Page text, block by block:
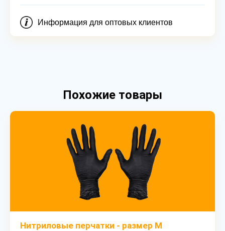
Информация для оптовых клиентов
Похожие товары
Нитриловые перчатки - размер M